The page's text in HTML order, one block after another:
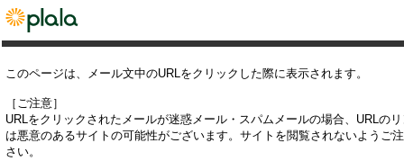
このページは、メール文中のURLをクリックした際に表示されます。
［ご注意］
URLをクリックされたメールが迷惑メール・スパムメールの場合、URLの
は悪意のあるサイトの可能性がございます。サイトを閲覧されないようご
さい。